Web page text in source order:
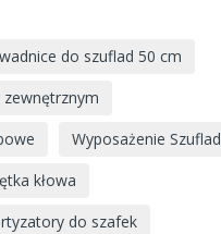
do szuflad 50 cm
Wyposażenie Szuflad
kłowa
do szafek